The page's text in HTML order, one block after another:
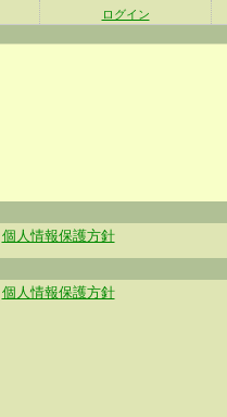
ログイン
個人情報保護方針
個人情報保護方針